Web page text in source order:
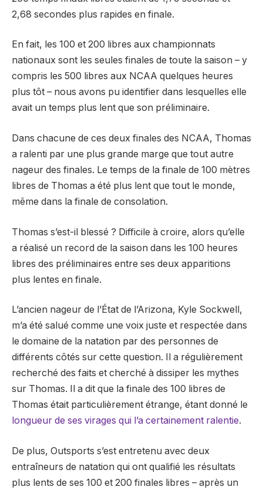
2,68 secondes plus rapides en finale.
En fait, les 100 et 200 libres aux championnats
nationaux sont les seules finales de toute la saison – y
compris les 500 libres aux NCAA quelques heures
plus tôt – nous avons pu identifier dans lesquelles elle
avait un temps plus lent que son préliminaire.
Dans chacune de ces deux finales des NCAA, Thomas
a ralenti par une plus grande marge que tout autre
nageur des finales. Le temps de la finale de 100 mètres
libres de Thomas a été plus lent que tout le monde,
même dans la finale de consolation.
Thomas s’est-il blessé ? Difficile à croire, alors qu’elle
a réalisé un record de la saison dans les 100 heures
libres des préliminaires entre ses deux apparitions
plus lentes en finale.
L’ancien nageur de l’État de l’Arizona, Kyle Sockwell,
m’a été salué comme une voix juste et respectée dans
le domaine de la natation par des personnes de
différents côtés sur cette question. Il a régulièrement
recherché des faits et cherché à dissiper les mythes
sur Thomas. Il a dit que la finale des 100 libres de
Thomas était particulièrement étrange, étant donné le
longueur de ses virages qui l’a certainement ralentie.
De plus, Outsports s’est entretenu avec deux
entraîneurs de natation qui ont qualifié les résultats
plus lents de ses 100 et 200 finales libres – après un